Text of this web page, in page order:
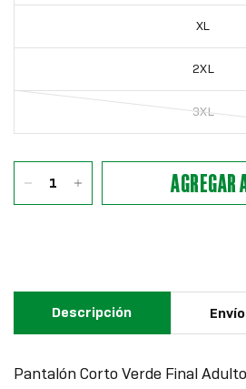
XL
2XL
3XL
AGREGAR
Descripción
Pantalón Corto Verde Final